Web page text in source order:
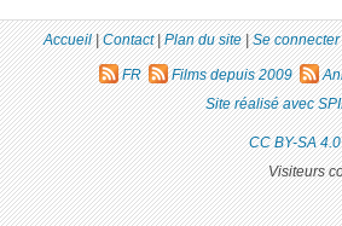
Accueil|Contact|Plan du site|Se connecter
FR Films depuis 2009
Site réalisé avec
CC BY-SA
Visiteurs